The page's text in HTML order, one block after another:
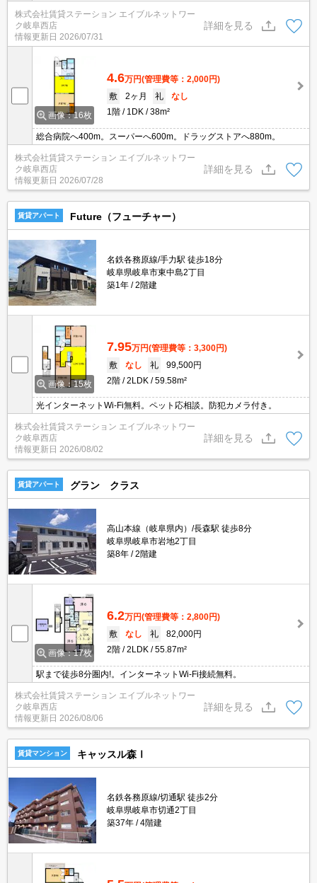
株式会社賃貸ステーション エイブルネットワー
ク岐阜西店
情報更新日 2026/07/31
詳細を見る
画像：16枚
4.6万円(管理費等：2,000円)
敷
2ヶ月 礼
なし
1階
1DK 38m²
総合病院へ400m。スーパーへ600m。ドラッグストアへ880m。
株式会社賃貸ステーション エイブルネットワー
ク岐阜西店
情報更新日 2026/07/28
詳細を見る
賃貸アパート Future（フューチャー）
名鉄各務原線/手力駅 徒歩18分
岐阜県岐阜市東中島2丁目
築1年
2階建
画像：15枚
7.95万円(管理費等：3,300円)
敷
なし 礼
99,500円
2階
2LDK 59.58m²
光インターネットWi-Fi無料。ペット応相談。防犯カメラ付き。
株式会社賃貸ステーション エイブルネットワー
ク岐阜西店
情報更新日 2026/08/02
詳細を見る
賃貸アパート グラン クラス
高山本線（岐阜県内）/長森駅 徒歩8分
岐阜県岐阜市岩地2丁目
築8年
2階建
画像：17枚
6.2万円(管理費等：2,800円)
敷
なし 礼
82,000円
2階
2LDK 55.87m²
駅まで徒歩8分圏内!。インターネットWi-Fi接続無料。
株式会社賃貸ステーション エイブルネットワー
ク岐阜西店
情報更新日 2026/08/06
詳細を見る
賃貸マンション キャッスル森Ⅰ
名鉄各務原線/切通駅 徒歩2分
岐阜県岐阜市切通2丁目
築37年
4階建